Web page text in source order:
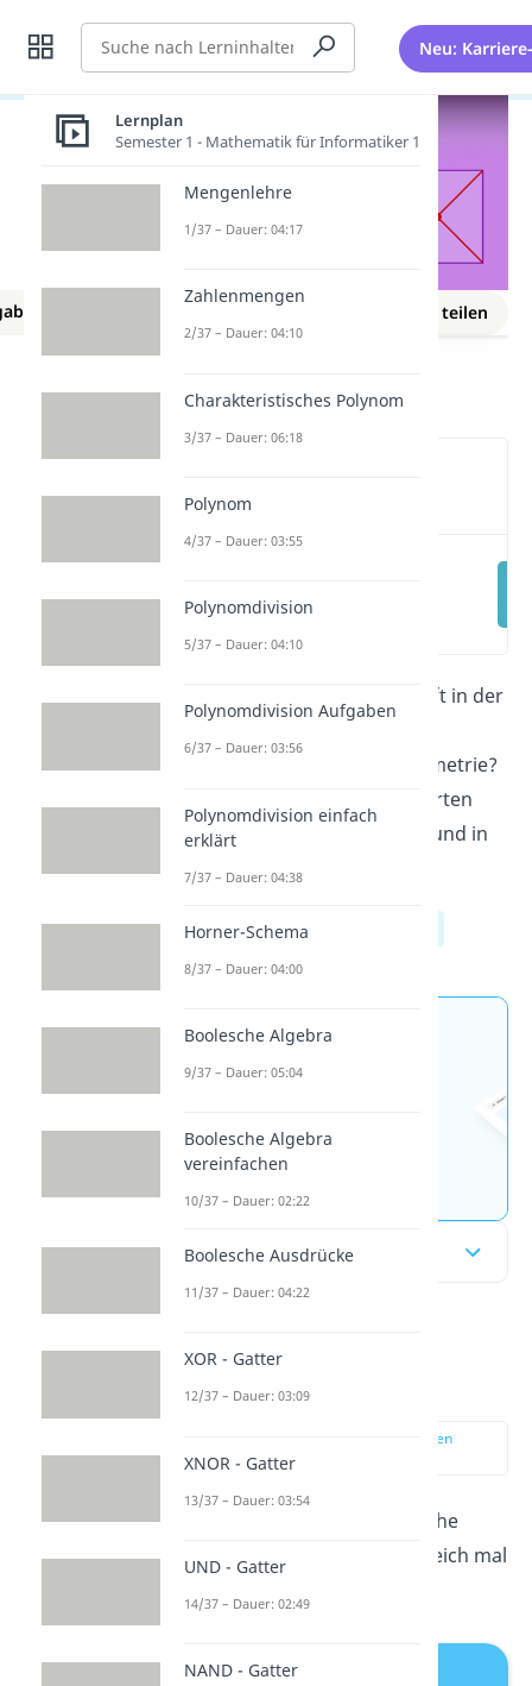
Suche Neu:
Merken
Link teilen
Geometrie
Symmetrie
Video
(00:13)
Die Symmetrie begegnet dir oft in der
Geometrie. Was bedeutet
symmetrisch und was ist Symmetrie?
Alles über die vier Symmetriearten
erfährst du in diesem Beitrag und in
unserem Video.
Klasse 5 Klasse 6
Jetzt neu: Teste dein
Wissen mit unseren
Aufgaben entdecken
Inhaltsübersicht
Symmetrie einfach
erklärt
zur Stelle im Video springen
(00:13)
Symmetrie ist eine geometrische
Eigenschaft. Schau dir dazu gleich mal
Lernplan
Semester 1 - Mathematik für Informatiker 1
Mengenlehre
1/37 – Dauer: 04:17
Zahlenmengen
2/37 – Dauer: 04:10
Charakteristisches Polynom
3/37 – Dauer: 06:18
Polynom
4/37 – Dauer: 03:55
Polynomdivision
5/37 – Dauer: 04:10
Polynomdivision Aufgaben
6/37 – Dauer: 03:56
Polynomdivision einfach
erklärt
7/37 – Dauer: 04:38
Horner-Schema
8/37 – Dauer: 04:00
Boolesche Algebra
9/37 – Dauer: 05:04
Boolesche Algebra
vereinfachen
10/37 – Dauer: 02:22
Boolesche Ausdrücke
11/37 – Dauer: 04:22
XOR - Gatter
12/37 – Dauer: 03:09
XNOR - Gatter
13/37 – Dauer: 03:54
UND - Gatter
14/37 – Dauer: 02:49
NAND - Gatter